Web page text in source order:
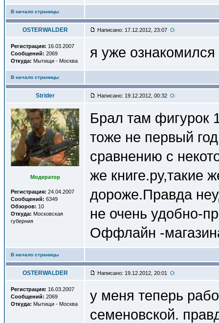
В начало страницы
OSTERWALDER Написано: 17.12.2012, 23:07
Регистрация: 16.03.2007
Сообщений: 2069
Откуда: Мытищи - Москва
я уже
В начало страницы
Strider Написано: 19.12.2012, 00:32
Модератор
Регистрация: 24.04.2007
Сообщений: 6349
Обзоров: 10
Откуда: Московская
губерния
Брал там фигурок
тоже не первый
сравнению с
же книге.ру,такие
дороже.Правда
не очень удобно-
Оффлайн -
В начало страницы
OSTERWALDER Написано: 19.12.2012, 20:01
Регистрация: 16.03.2007
Сообщений: 2069
Откуда: Мытищи - Москва
у меня теперь
семеновской.